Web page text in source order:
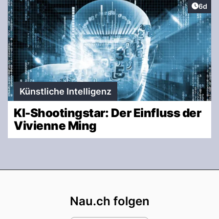
6d
Künstliche Intelligenz
KI-Shootingstar: Der Einfluss der
Vivienne Ming
Nau.ch folgen